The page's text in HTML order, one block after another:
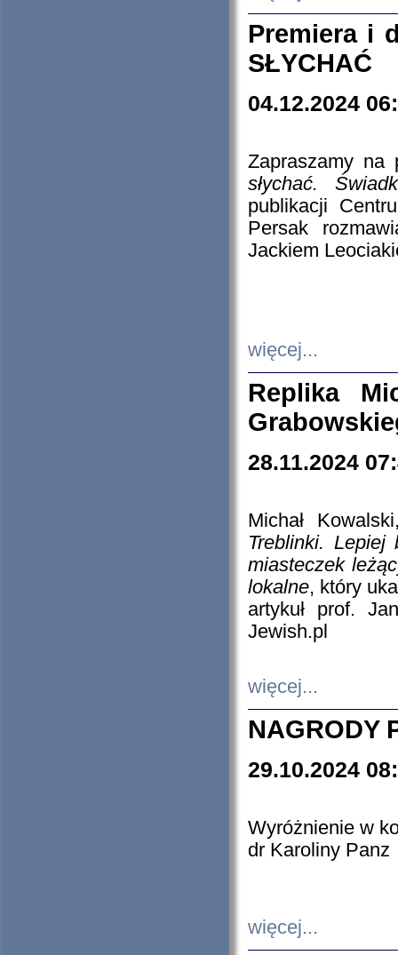
Premiera i
SŁYCHAĆ
04.12.2024
Zapraszamy
słychać.
publikacji
Persak
Jackiem
więcej...
Replika
28.11.2024
Michał
Treblinki. Lepiej
miasteczek
lokalne, który
artykuł prof.
Jewish.pl
więcej...
NAGRODY
29.10.2024
Wyróżnienie w
dr Karoliny Panz
więcej...